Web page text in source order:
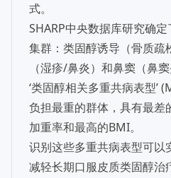
式。
SHARP中央数据库研究确
集群：类固醇诱导（骨质疏
（湿疹/鼻炎）和鼻窦（鼻
‘类固醇相关多重共病表型’
负担最重的群体，具有最差
加重率和最高的BMI。
识别这些多重共病表型可以
减轻长期口服皮质类固醇治